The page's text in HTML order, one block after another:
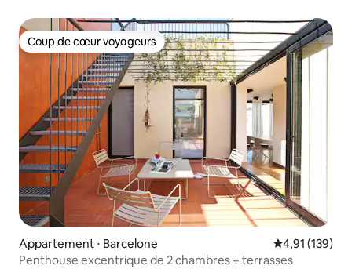
Coup de cœur voyageurs
Coup de cœur voyageurs
Appartement ⋅ Barcelone Évaluation
4,91 (139)
Penthouse excentrique de 2 chambres + terrasses